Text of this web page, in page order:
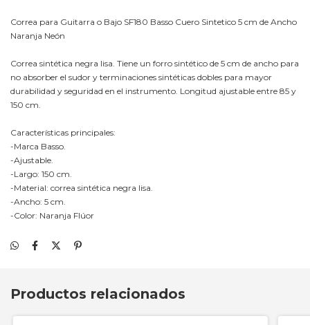
Correa para Guitarra o Bajo SF180 Basso Cuero Sintetico 5 cm de Ancho
Naranja Neón
Correa sintética negra lisa. Tiene un forro sintético de 5 cm de ancho para
no absorber el sudor y terminaciones sintéticas dobles para mayor
durabilidad y seguridad en el instrumento. Longitud ajustable entre 85 y
150 cm.
Características principales:
-Marca Basso.
-Ajustable.
-Largo: 150 cm.
-Material: correa sintética negra lisa.
-Ancho: 5 cm.
-Color: Naranja Flúor
Productos relacionados